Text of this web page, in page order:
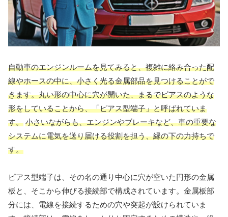
自動車のエンジンルームを見てみると、複雑に絡み合った配
線やホースの中に、小さく光る金属部品を見つけることがで
きます。丸い形の中心に穴が開いた、まるでピアスのような
形をしていることから、「ピアス型端子」と呼ばれていま
す。 小さいながらも、エンジンやブレーキなど、車の重要な
システムに電気を送り届ける役割を担う、縁の下の力持ちで
す。
ピアス型端子は、その名の通り中心に穴が空いた円形の金属
板と、そこから伸びる接続部で構成されています。金属板部
分には、電線を接続するための穴や突起が設けられていま